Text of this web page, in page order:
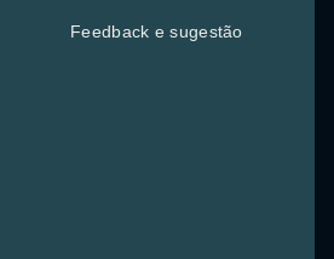
Feedback e sugestão